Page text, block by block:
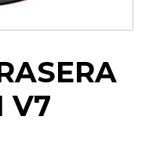
V7